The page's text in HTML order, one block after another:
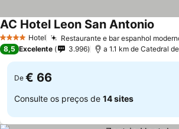
4 EstrelasHotel Restaurante e bar espanhol
AC Hotel Leon San Antonio
8,5 Excelente 3.996 a 1.1 km de Catedral
De € 66
Consulte os preços de 14 sites